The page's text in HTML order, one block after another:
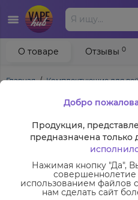
Главная Комплектующие для
О товаре Отзывы 0
Добро
Продукция,
предназначена только
Нажимая кнопку "Да",
совершеннолетие
использованием файлов
нам сделать сайт